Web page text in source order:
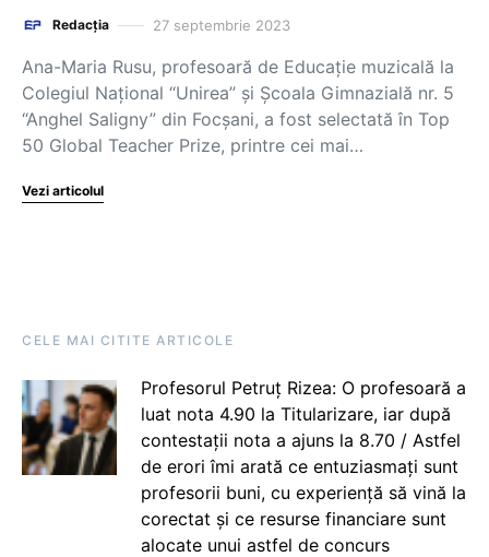
Redacția 27 septembrie 2023
Ana-Maria Rusu, profesoară de Educaţie muzicală la
Colegiul Naţional “Unirea” şi Şcoala Gimnazială nr. 5
“Anghel Saligny” din Focşani, a fost selectată în Top
50 Global Teacher Prize, printre cei mai…
Vezi articolul
CELE MAI CITITE ARTICOLE
Profesorul Petruț Rizea: O profesoară a
luat nota 4.90 la Titularizare, iar după
contestații nota a ajuns la 8.70 / Astfel
de erori îmi arată ce entuziasmați sunt
profesorii buni, cu experiență să vină la
corectat și ce resurse financiare sunt
alocate unui astfel de concurs